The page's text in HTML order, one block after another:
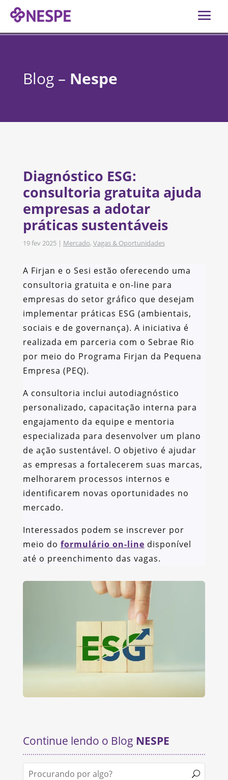
Blog – Nespe
Diagnóstico ESG:
consultoria gratuita ajuda
empresas a adotar
práticas sustentáveis
19 fev 2025| Mercado, Vagas & Oportunidades
A Firjan e o Sesi estão oferecendo uma
consultoria gratuita e on-line para
empresas do setor gráfico que desejam
implementar práticas ESG (ambientais,
sociais e de governança). A iniciativa é
realizada em parceria com o Sebrae Rio
por meio do Programa Firjan da Pequena
Empresa (PEQ).
A consultoria inclui autodiagnóstico
personalizado, capacitação interna para
engajamento da equipe e mentoria
especializada para desenvolver um plano
de ação sustentável. O objetivo é ajudar
as empresas a fortalecerem suas marcas,
melhorarem processos internos e
identificarem novas oportunidades no
mercado.
Interessados podem se inscrever por
meio do formulário on-line disponível
até o preenchimento das vagas.
Continue lendo o Blog NESPE